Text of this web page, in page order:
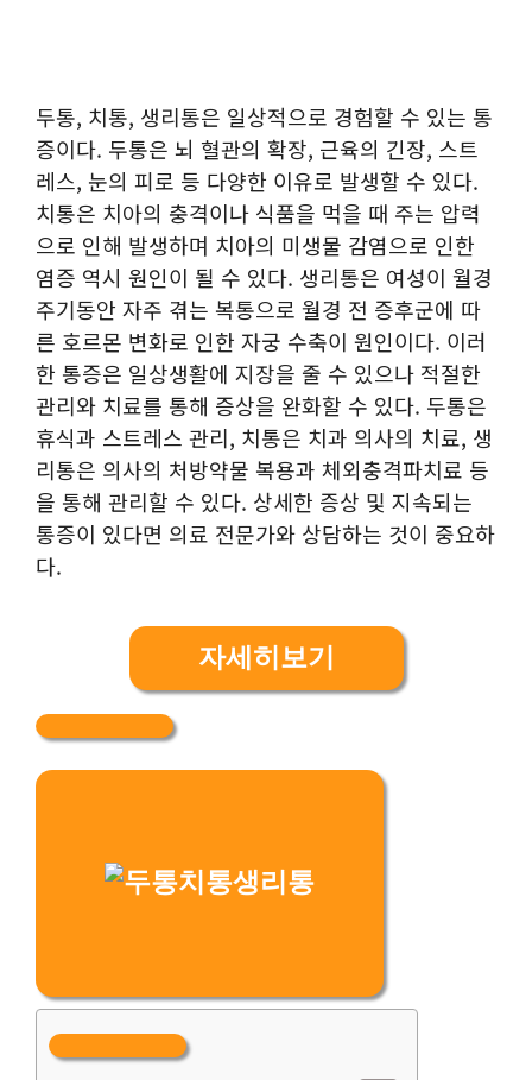
두통, 치통, 생리통은 일상적으로 경험할 수 있는 통
증이다. 두통은 뇌 혈관의 확장, 근육의 긴장, 스트
레스, 눈의 피로 등 다양한 이유로 발생할 수 있다.
치통은 치아의 충격이나 식품을 먹을 때 주는 압력
으로 인해 발생하며 치아의 미생물 감염으로 인한
염증 역시 원인이 될 수 있다. 생리통은 여성이 월경
주기동안 자주 겪는 복통으로 월경 전 증후군에 따
른 호르몬 변화로 인한 자궁 수축이 원인이다. 이러
한 통증은 일상생활에 지장을 줄 수 있으나 적절한
관리와 치료를 통해 증상을 완화할 수 있다. 두통은
휴식과 스트레스 관리, 치통은 치과 의사의 치료, 생
리통은 의사의 처방약물 복용과 체외충격파치료 등
을 통해 관리할 수 있다. 상세한 증상 및 지속되는
통증이 있다면 의료 전문가와 상담하는 것이 중요하
다.
자세히보기